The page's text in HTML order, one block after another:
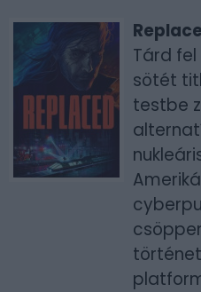
Tárd
sötét
testbe